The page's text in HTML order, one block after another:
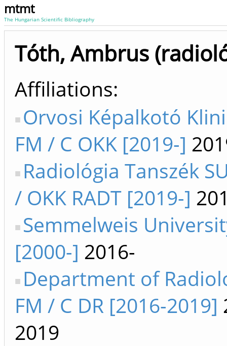
mtmt
The Hungarian Scientific Bibliography
Tóth, Ambrus
Affiliations
Orvosi Képalkotó
FM / C OKK [2019-]
Radiológia Tanszék
/ OKK RADT [2019-]
Semmelweis
[2000-] 2016-
Department of
FM / C DR [2016-2019]
2019